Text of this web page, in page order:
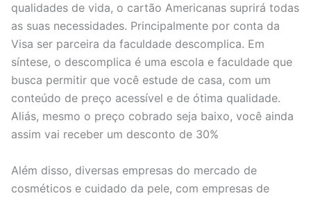
qualidades de vida, o cartão Americanas suprirá todas
as suas necessidades. Principalmente por conta da
Visa ser parceira da faculdade descomplica. Em
síntese, o descomplica é uma escola e faculdade que
busca permitir que você estude de casa, com um
conteúdo de preço acessível e de ótima qualidade.
Aliás, mesmo o preço cobrado seja baixo, você ainda
assim vai receber um desconto de 30%
Além disso, diversas empresas do mercado de
cosméticos e cuidado da pele, com empresas de